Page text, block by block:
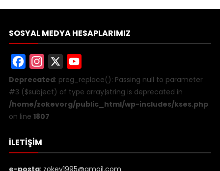
SOSYAL MEDYA HESAPLARIMIZ
FacebookInstagram
Deprecated: preg_replace(): Passing null to parameter
#3 ($subject) of type array|string is deprecated in
/home/zokevorg/public_html/wp-includes/kses.php
on line1807
İLETIŞIM
e-posta: zokev1995@gmail.com